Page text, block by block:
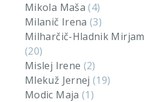
Mikola Maša(4)
Milanič Irena(3)
Milharčič-Hladnik Mirjam
(20)
Mislej Irene (2)
Mlekuž Jernej(19)
Modic Maja (1)